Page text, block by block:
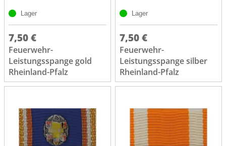
Lager
7,50 €
Feuerwehr-
Leistungsspange gold
Rheinland-Pfalz
Lager
7,50 €
Feuerwehr-
Leistungsspange silber
Rheinland-Pfalz